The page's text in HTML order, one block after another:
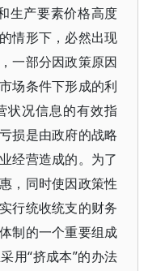
生产要素价格高度
情形下，必然出现
一部分因政策原因
场条件下形成的利
状况信息的有效指
损是由政府的战略
经营造成的。为了
，同时使因政策性
行统收统支的财务
制的一个重要组成
用“挤成本”的办法